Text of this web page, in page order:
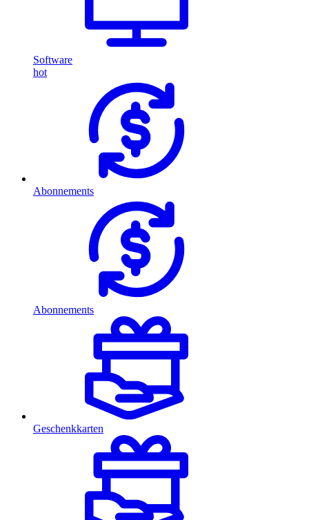
Software
hot
Abonnements
Abonnements
Geschenkkarten